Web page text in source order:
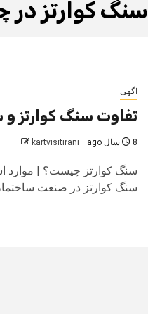
سنگ کوارتز
اگهی
تفاوت سنگ کوارتز
8 سال ago kartvisitirani
سنگ کوارتز چیست؟ | موارد
سنگ کوارتز در صنعت